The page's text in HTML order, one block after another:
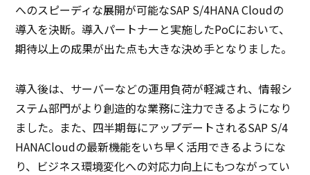
へのスピーディな展開が可能なSAP S/4HANA Cloudの
導入を決断。導入パートナーと実施したPoCにおいて、
期待以上の成果が出た点も大きな決め手となりました。
導入後は、サーバーなどの運用負荷が軽減され、情報シ
ステム部門がより創造的な業務に注力できるようになり
ました。また、四半期毎にアップデートされるSAP S/4
HANACloudの最新機能をいち早く活用できるようにな
り、ビジネス環境変化への対応力向上にもつながってい